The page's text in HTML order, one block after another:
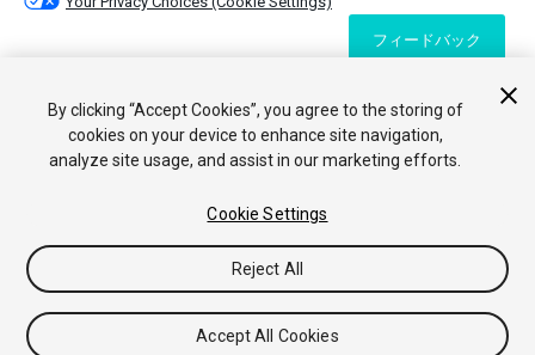
フィードバック
By clicking “Accept Cookies”, you agree to the storing of
cookies on your device to enhance site navigation,
analyze site usage, and assist in our marketing efforts.
Cookie Settings
Reject All
Accept All Cookies